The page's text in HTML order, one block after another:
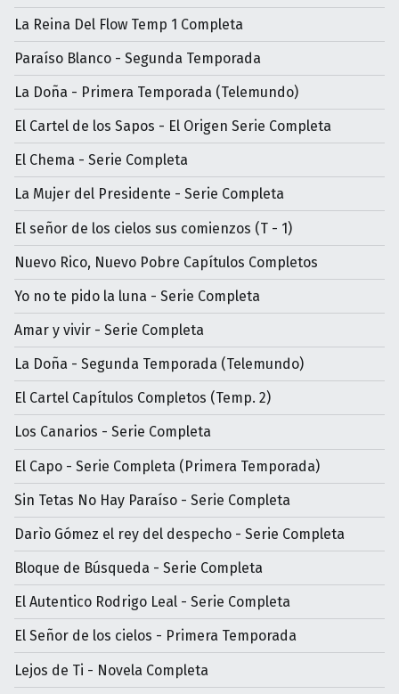
La Reina Del Flow Temp 1 Completa
Paraíso Blanco - Segunda Temporada
La Doña - Primera Temporada (Telemundo)
El Cartel de los Sapos - El Origen Serie Completa
El Chema - Serie Completa
La Mujer del Presidente - Serie Completa
El señor de los cielos sus comienzos (T - 1)
Nuevo Rico, Nuevo Pobre Capítulos Completos
Yo no te pido la luna - Serie Completa
Amar y vivir - Serie Completa
La Doña - Segunda Temporada (Telemundo)
El Cartel Capítulos Completos (Temp. 2)
Los Canarios - Serie Completa
El Capo - Serie Completa (Primera Temporada)
Sin Tetas No Hay Paraíso - Serie Completa
Darìo Gómez el rey del despecho - Serie Completa
Bloque de Búsqueda - Serie Completa
El Autentico Rodrigo Leal - Serie Completa
El Señor de los cielos - Primera Temporada
Lejos de Ti - Novela Completa